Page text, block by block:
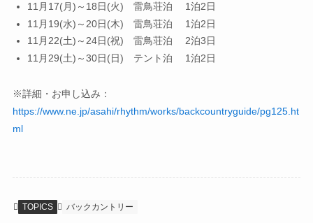
11月17(月)～18日(火) 雷鳥荘泊 1泊2日
11月19(水)～20日(木) 雷鳥荘泊 1泊2日
11月22(土)～24日(祝) 雷鳥荘泊 2泊3日
11月29(土)～30日(日) テント泊 1泊2日
※詳細・お申し込み：
https://www.ne.jp/asahi/rhythm/works/backcountryguide/pg125.ht
ml
TOPICS バックカントリー